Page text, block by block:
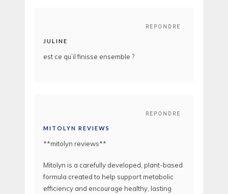
REPONDRE
JULINE
est ce qu’il finisse ensemble ?
REPONDRE
MITOLYN REVIEWS
**mitolyn reviews**
Mitolyn is a carefully developed, plant-based
formula created to help support metabolic
efficiency and encourage healthy, lasting